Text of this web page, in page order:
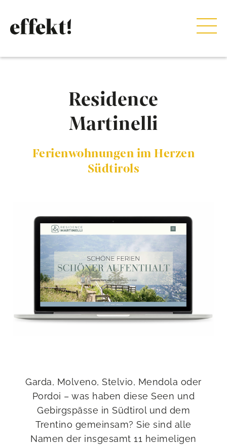
Residence
Martinelli
Ferienwohnungen im Herzen
Südtirols
Garda, Molveno, Stelvio, Mendola oder
Pordoi – was haben diese Seen und
Gebirgspässe in Südtirol und dem
Trentino gemeinsam? Sie sind alle
Namen der insgesamt 11 heimeligen